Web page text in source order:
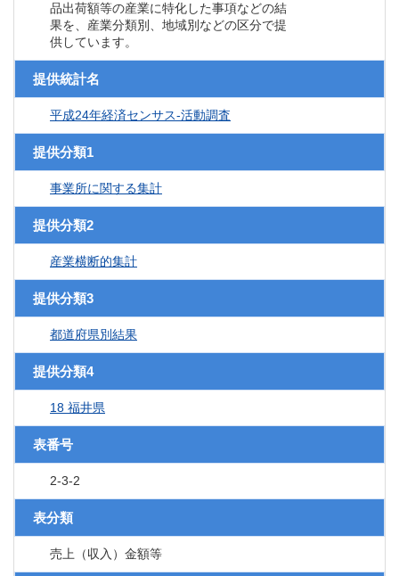
品出荷額等の産業に特化した事項などの結
果を、産業分類別、地域別などの区分で提
供しています。
提供統計名
平成24年経済センサス‐活動調査
提供分類1
事業所に関する集計
提供分類2
産業横断的集計
提供分類3
都道府県別結果
提供分類4
18 福井県
表番号
2-3-2
表分類
売上（収入）金額等